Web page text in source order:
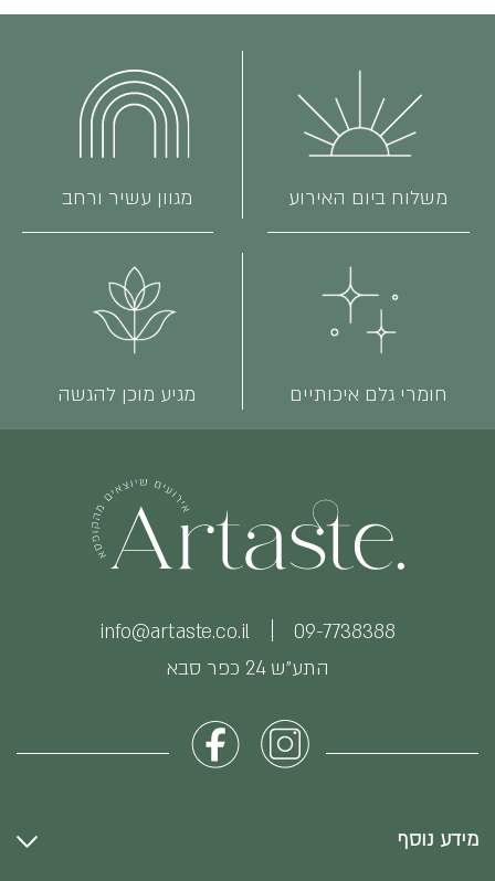
משלוח ביום האירוע מגוון עשיר ורחב
חומרי גלם איכותיים מגיע מוכן להגשה
התע״ש 24 כפר סבא
09-7738388
info@artaste.co.il
מידע נוסף